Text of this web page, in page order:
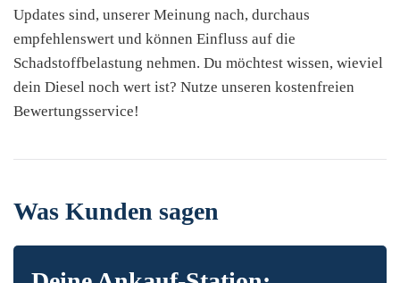
Updates sind, unserer Meinung nach, durchaus
empfehlenswert und können Einfluss auf die
Schadstoffbelastung nehmen. Du möchtest wissen, wieviel
dein Diesel noch wert ist? Nutze unseren kostenfreien
Bewertungsservice!
Was Kunden sagen